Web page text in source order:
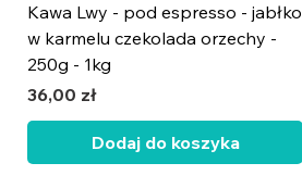
Kawa Lwy - pod espresso - jabłko
w karmelu czekolada orzechy -
250g - 1kg
Cena
36,00 zł
Dodaj do koszyka